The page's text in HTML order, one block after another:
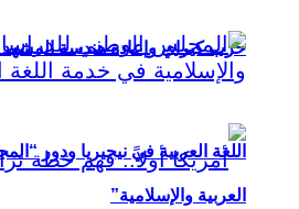
حزب كيراي وإعادة هندسة
اللغة العربية في نيجيريا ودور
العربية والإسلامية”